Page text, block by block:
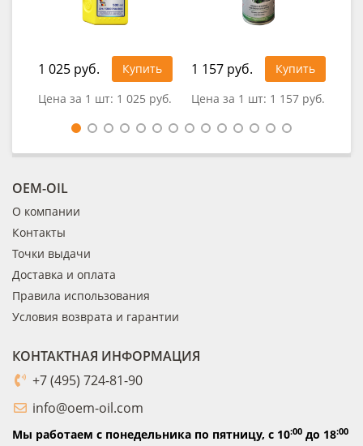
1 025 руб.
Купить
Цена за 1 шт: 1 025 руб.
1 157 руб.
Купить
Цена за 1 шт: 1 157 руб.
OEM-OIL
О компании
Контакты
Точки выдачи
Доставка и оплата
Правила использования
Условия возврата и гарантии
КОНТАКТНАЯ ИНФОРМАЦИЯ
+7 (495) 724-81-90
info@oem-oil.com
Мы работаем с понедельника по пятницу, с 10:00 до 18:00